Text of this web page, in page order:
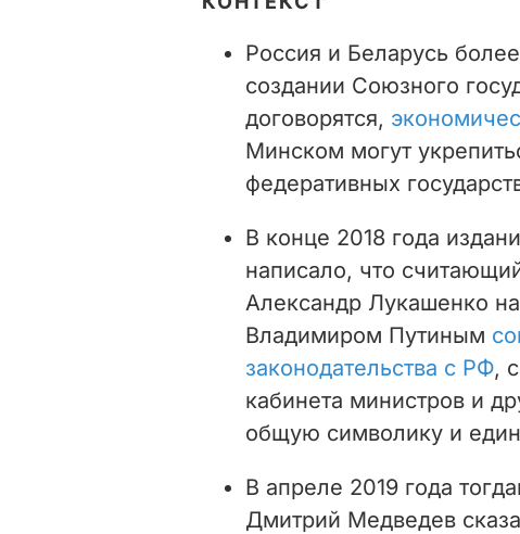
Россия и Беларусь
создании Союзного
договорятся,
Минском могут
федеративных
В конце 2018 года
написало, что
Александр Лукашенко
Владимиром Путиным
законодательства с РФ,
кабинета министров и
общую символику и
В апреле 2019 года
Дмитрий Медведев